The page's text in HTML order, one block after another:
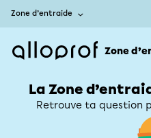
Zone d’entraide
Zone
La Zone
Retrouve ta question